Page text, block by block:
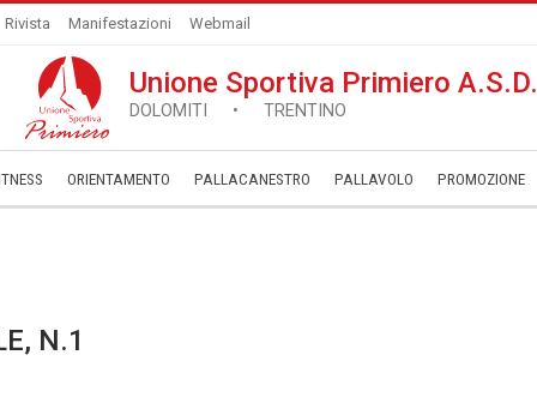
Rivista Manifestazioni Webmail
Unione Sportiva Primiero A.S.D.
DOLOMITI • TRENTINO
ORIENTAMENTO PALLACANESTRO PALLAVOLO ­PROMOZIONE
N.1